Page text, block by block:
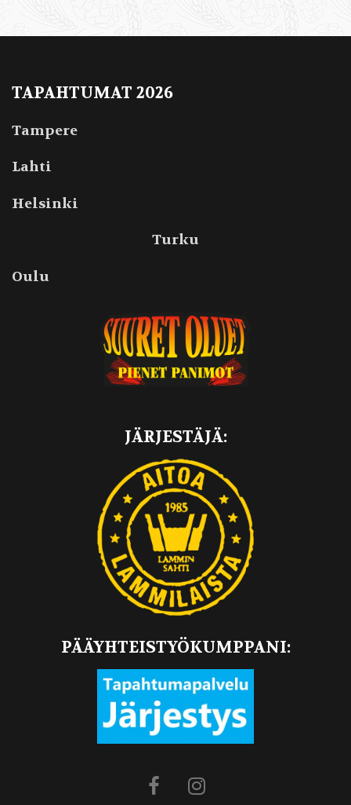
TAPAHTUMAT 2026
Tampere
Lahti
Helsinki
Turku
Oulu
JÄRJESTÄJÄ:
PÄÄYHTEISTYÖKUMPPANI: